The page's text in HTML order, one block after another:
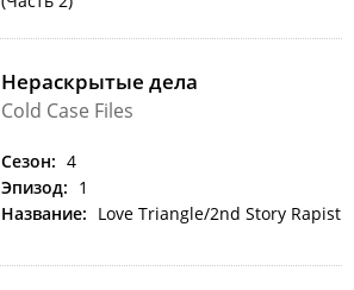
Нераскрытые дела
Cold Case Files
Сезон: 4
Эпизод: 1
Название: Love Triangle/2nd Story Rapist